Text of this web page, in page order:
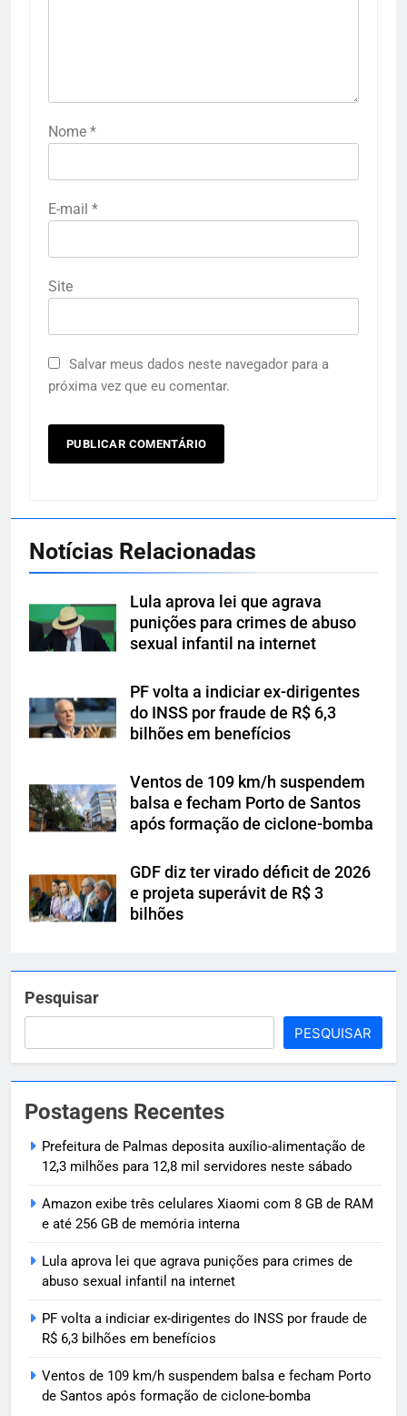
Nome *
E-mail *
Site
Salvar meus dados neste navegador para a
próxima vez que eu comentar.
Notícias Relacionadas
Lula aprova lei que agrava
punições para crimes de abuso
sexual infantil na internet
PF volta a indiciar ex-dirigentes
do INSS por fraude de R$ 6,3
bilhões em benefícios
Ventos de 109 km/h suspendem
balsa e fecham Porto de Santos
após formação de ciclone-bomba
GDF diz ter virado déficit de 2026
e projeta superávit de R$ 3
bilhões
Pesquisar
PESQUISAR
Postagens Recentes
Prefeitura de Palmas deposita auxílio-alimentação de
12,3 milhões para 12,8 mil servidores neste sábado
Amazon exibe três celulares Xiaomi com 8 GB de RAM
e até 256 GB de memória interna
Lula aprova lei que agrava punições para crimes de
abuso sexual infantil na internet
PF volta a indiciar ex-dirigentes do INSS por fraude de
R$ 6,3 bilhões em benefícios
Ventos de 109 km/h suspendem balsa e fecham Porto
de Santos após formação de ciclone-bomba